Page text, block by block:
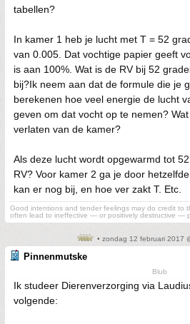
tabellen?
In kamer 1 heb je lucht met T = 52
van 0.005. Dat vochtige papier geeft
is aan 100%. Wat is de RV bij 52
bij?Ik neem aan dat de formule die je
berekenen hoe veel energie de lucht
geven om dat vocht op te nemen?
verlaten van de kamer?
Als deze lucht wordt opgewarmd tot
RV? Voor kamer 2 ga je door
kan er nog bij, en hoe ver zakt T. Etc.
Good intentions and tender feelings may do credit to
often lead to ineffective — or positively destructive —
• zondag 12 februari 2017
Pinnenmutske
Blub
Ik studeer Dierenverzorging via
volgende: